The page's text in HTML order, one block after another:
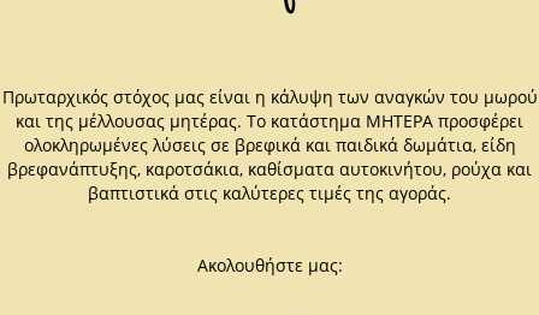
Πρωταρχικός στόχος μας είναι η κάλυψη των αναγκών του μωρού
και της μέλλουσας μητέρας. Το κατάστημα ΜΗΤΕΡΑ προσφέρει
ολοκληρωμένες λύσεις σε βρεφικά και παιδικά δωμάτια, είδη
βρεφανάπτυξης, καροτσάκια, καθίσματα αυτοκινήτου, ρούχα και
βαπτιστικά στις καλύτερες τιμές της αγοράς.
Ακολουθήστε μας: